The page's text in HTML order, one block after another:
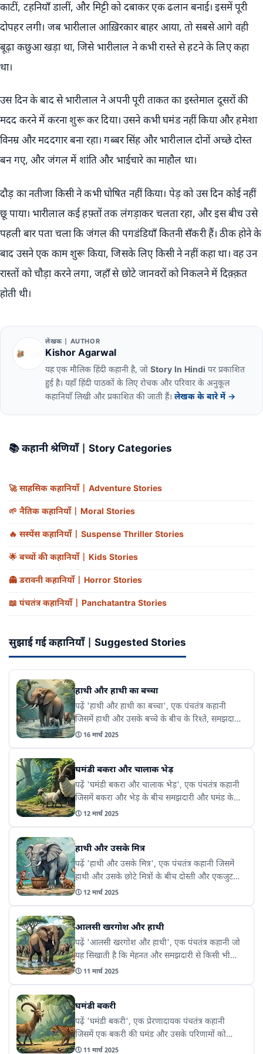
काटीं, टहनियाँ डालीं, और मिट्टी को दबाकर एक ढलान बनाई। इसमें पूरी
दोपहर लगी। जब भारीलाल आख़िरकार बाहर आया, तो सबसे आगे वही
बूढ़ा कछुआ खड़ा था, जिसे भारीलाल ने कभी रास्ते से हटने के लिए कहा
था।
उस दिन के बाद से भारीलाल ने अपनी पूरी ताकत का इस्तेमाल दूसरों की
मदद करने में करना शुरू कर दिया। उसने कभी घमंड नहीं किया और हमेशा
विनम्र और मददगार बना रहा। गब्बर सिंह और भारीलाल दोनों अच्छे दोस्त
बन गए, और जंगल में शांति और भाईचारे का माहौल था।
दौड़ का नतीजा किसी ने कभी घोषित नहीं किया। पेड़ को उस दिन कोई नहीं
छू पाया। भारीलाल कई हफ़्तों तक लंगड़ाकर चलता रहा, और इस बीच उसे
पहली बार पता चला कि जंगल की पगडंडियाँ कितनी सँकरी हैं। ठीक होने के
बाद उसने एक काम शुरू किया, जिसके लिए किसी ने नहीं कहा था। वह उन
रास्तों को चौड़ा करने लगा, जहाँ से छोटे जानवरों को निकलने में दिक़्क़त
होती थी।
लेखक | AUTHOR
Kishor Agarwal
यह एक मौलिक हिंदी कहानी है, जो Story In Hindi पर प्रकाशित
हुई है। यहाँ हिंदी पाठकों के लिए रोचक और परिवार के अनुकूल
कहानियाँ लिखी और प्रकाशित की जाती हैं। लेखक के बारे में →
📚कहानी श्रेणियाँ | Story Categories
🚀साहसिक कहानियाँ | Adventure Stories
🌱 नैतिक कहानियाँ | Moral Stories
🔥 सस्पेंस कहानियाँ | Suspense Thriller Stories
🌟 बच्चों की कहानियाँ | Kids Stories
👻 डरावनी कहानियाँ | Horror Stories
📖 पंचतंत्र कहानियाँ | Panchatantra Stories
सुझाई गई कहानियाँ | Suggested Stories
हाथी और हाथी का बच्चा
पढ़ें 'हाथी और हाथी का बच्चा', एक पंचतंत्र कहानी
जिसमें हाथी और उसके बच्चे के बीच के रिश्ते, समझदारी
और संघर्ष को दर्शाया गया है। यह कहानी हमें सिखाती है
कि परिवार के सदस्य एक-दूसरे की मदद से किसी भी
🕔16 मार्च 2025
घमंडी बकरा और चालाक भेड़
पढ़ें 'घमंडी बकरा और चालाक भेड़', एक पंचतंत्र कहानी
जिसमें बकरा और भेड़ के बीच समझदारी और घमंड के
महत्व को दर्शाया गया है। यह कहानी हमें यह सिखाती है
कि घमंड कभी भी किसी समस्या का समाधान नहीं हो
🕔12 मार्च 2025
हाथी और उसके मित्र
पढ़ें 'हाथी और उसके मित्र', एक पंचतंत्र कहानी जिसमें
हाथी और उसके छोटे मित्रों के बीच दोस्ती और एकजुटता
को दर्शाया गया है। यह कहानी हमें यह सिखाती है कि
सच्चे मित्र किसी भी मुसीबत में साथ देते हैं।
🕔12 मार्च 2025
आलसी खरगोश और हाथी
पढ़ें 'आलसी खरगोश और हाथी', एक पंचतंत्र कहानी जो
यह सिखाती है कि मेहनत और समझदारी से किसी भी
मुश्किल को हल किया जा सकता है। यह कहानी हमें यह
भी बताती है कि आलस्य और ढीला व्यवहार कभी भी
🕔11 मार्च 2025
घमंडी बकरी
पढ़ें 'घमंडी बकरी', एक प्रेरणादायक पंचतंत्र कहानी
जिसमें एक बकरी की घमंड और उसके परिणामों को
दिखाया गया है। यह कहानी हमें यह सिखाती है कि घमंड
🕔11 मार्च 2025